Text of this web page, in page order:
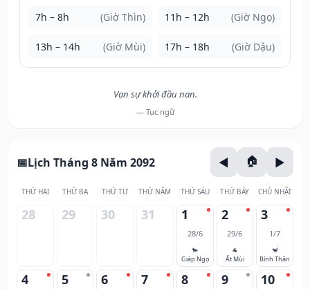
7h – 8h (Giờ Thìn) 11h – 12h (Giờ Ngọ)
13h – 14h (Giờ Mùi) 17h – 18h (Giờ Dậu)
Vạn sự khởi đầu nan.
— Tục ngữ
Lịch Tháng 8 Năm 2092
THỨ HAI THỨ BA THỨ TƯ THỨ NĂM THỨ SÁU THỨ BẢY CHỦ NHẬT
28 29 30 31 1
28/6
🐎
Giáp Ngọ
2
29/6
🐐
Ất Mùi
3
1/7
🐒
Bính Thân
4 5 6 7 8 9 10